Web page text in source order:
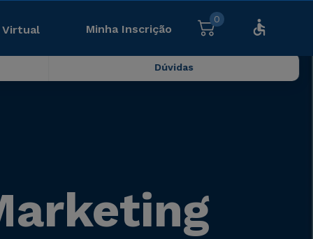
Virtual Minha Inscrição
0
Dúvidas